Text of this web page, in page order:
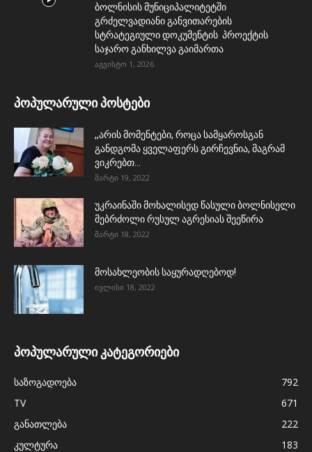
ბოლნისის მუნიციპალიტეტში
გრძელვადიანი განვითარების
სტრატეგიული დოკუმენტის პროექტის
საჯარო განხილვა გაიმართა
აგვისტო 1, 2026
პოპულარული პოსტები
,,არის მომენტები, როცა სამყაროსგან
განდგომა ყველაფერს გირჩევნია, მაგრამ
ვიკრებთ...
მარტი 19, 2022
უკრაინაში მოხალისედ წასული ბოლნისელი
მებრძოლი რუსულ აგრესიას შეეწირა
მარტი 18, 2022
მოსახლეობის საყურადღებოდ!
ივლისი 18, 2022
პოპულარული კატეგორიები
საზოგადოება
792
TV
671
განათლება
222
კულტურა
183